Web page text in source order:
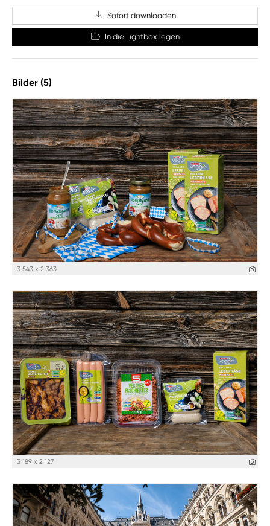
Sofort downloaden
In die Lightbox legen
Bilder (5)
3 543 x 2 363
3 189 x 2 127